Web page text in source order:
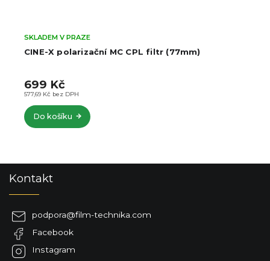
CINE-X polarizační MC CPL filtr (77mm)
SKLADEM V PRAZE
577,69 Kč bez DPH
699 Kč
Do košíku
Kontakt
podpora@film-technika.com
Facebook
Instagram